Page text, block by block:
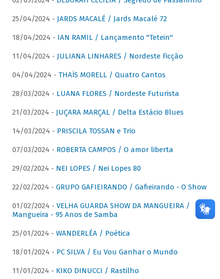
25/04/2024 - JARDS MACALÉ / Jards Macalé 72
18/04/2024 - IAN RAMIL / Lançamento "Tetein"
11/04/2024 - JULIANA LINHARES / Nordeste Ficção
04/04/2024 - THAÏS MORELL / Quatro Cantos
28/03/2024 - LUANA FLORES / Nordeste Futurista
21/03/2024 - JUÇARA MARÇAL / Delta Estácio Blues
14/03/2024 - PRISCILA TOSSAN e Trio
07/03/2024 - ROBERTA CAMPOS / O amor liberta
29/02/2024 - NEI LOPES / Nei Lopes 80
22/02/2024 - GRUPO GAFIEIRANDO / Gafieirando - O Show
01/02/2024 - VELHA GUARDA SHOW DA MANGUEIRA /
Mangueira - 95 Anos de Samba
25/01/2024 - WANDERLÉA / Poética
18/01/2024 - PC SILVA / Eu Vou Ganhar o Mundo
11/01/2024 - KIKO DINUCCI / Rastilho